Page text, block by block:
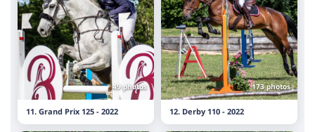
49 photos
11. Grand Prix 125 - 2022
173 photos
12. Derby 110 - 2022